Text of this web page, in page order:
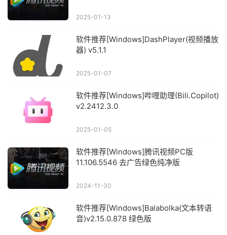
2025-01-13
软件推荐[Windows]DashPlayer(视频播放
器) v5.1.1
2025-01-07
软件推荐[Windows]哔哩助理(Bili.Copilot)
v2.2412.3.0
2025-01-05
软件推荐[Windows]腾讯视频PC版
11.106.5546 去广告绿色纯净版
2024-11-30
软件推荐[Windows]Balabolka(文本转语
音)v2.15.0.878 绿色版